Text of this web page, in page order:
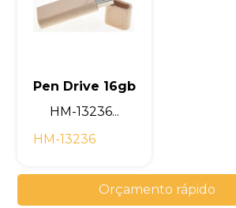
Pen Drive 16gb
HM-13236...
HM-13236
Orçamento rápido